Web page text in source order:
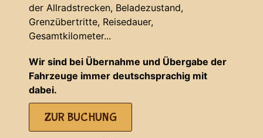
der Allradstrecken, Beladezustand,
Grenzübertritte, Reisedauer,
Gesamtkilometer...
Wir sind bei Übernahme und Übergabe der
Fahrzeuge immer deutschsprachig mit
dabei.
ZUR BUCHUNG